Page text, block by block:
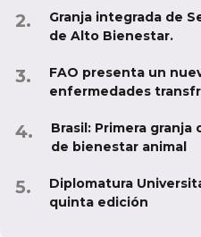
Granja integrada de
de Alto Bienestar.
FAO presenta un
enfermedades
Brasil: Primera
de bienestar animal
Diplomatura
quinta edición